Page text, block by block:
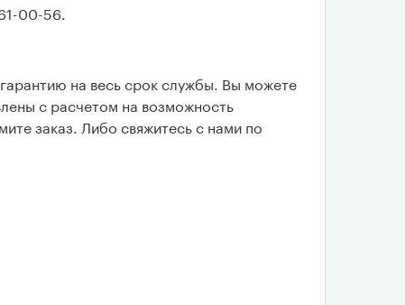
00-56.
на весь срок службы. Вы можете
с расчетом на возможность
заказ. Либо свяжитесь с нами по